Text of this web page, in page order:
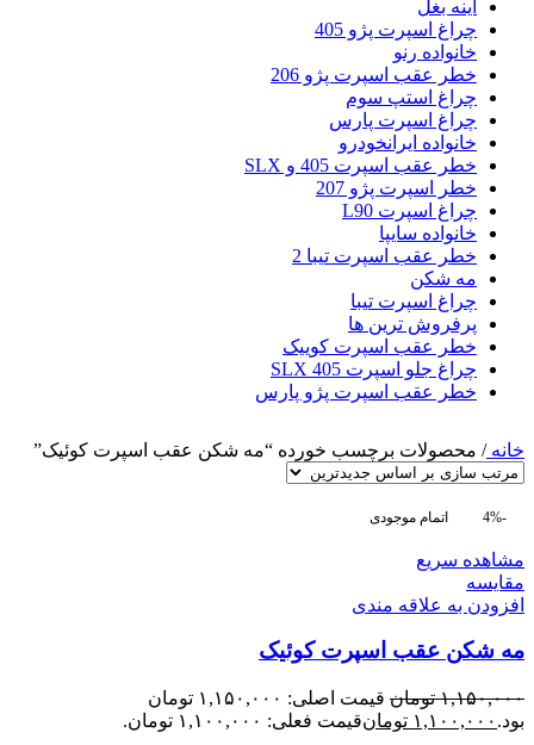
آینه بغل
چراغ اسپرت پژو 405
خانواده رنو
خطر عقب اسپرت پژو 206
چراغ استپ سوم
چراغ اسپرت پارس
خانواده ایرانخودرو
خطر عقب اسپرت 405 و SLX
خطر اسپرت پژو 207
چراغ اسپرت L90
خانواده سایپا
خطر عقب اسپرت تیبا 2
مه شکن
چراغ اسپرت تیبا
پرفروش ترین ها
خطر عقب اسپرت کوییک
چراغ جلو اسپرت 405 SLX
خطر عقب اسپرت پژو پارس
خانه/ محصولات برچسب خورده “مه شکن عقب اسپرت کوئیک”
-4% اتمام موجودی
مشاهده سریع
مقایسه
افزودن به علاقه مندی
مه شکن عقب اسپرت کوئیک
۱,۱۵۰,۰۰۰ تومان
قیمت اصلی: ۱,۱۵۰,۰۰۰ تومان
بود. ۱,۱۰۰,۰۰۰ تومانقیمت فعلی: ۱,۱۰۰,۰۰۰ تومان.